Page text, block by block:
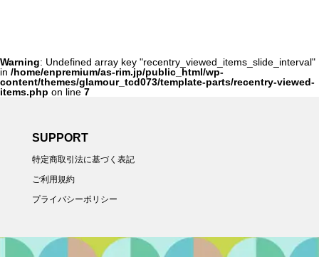
Warning: Undefined array key "recentry_viewed_items_slide_interval"
in /home/enpremium/as-rim.jp/public_html/wp-
content/themes/glamour_tcd073/template-parts/recentry-viewed-
items.php on line 7
SUPPORT
特定商取引法に基づく表記
ご利用規約
プライバシーポリシー